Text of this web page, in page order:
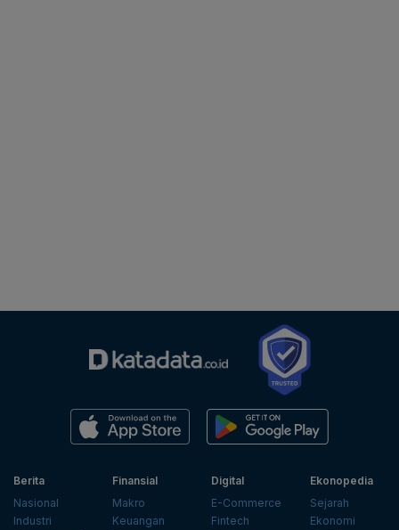
Berita
Nasional
Industri
Finansial
Makro
Keuangan
Digital
E-Commerce
Fintech
Ekonopedia
Sejarah
Ekonomi